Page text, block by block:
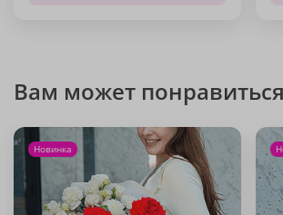
Вам может понравиться
Новинка